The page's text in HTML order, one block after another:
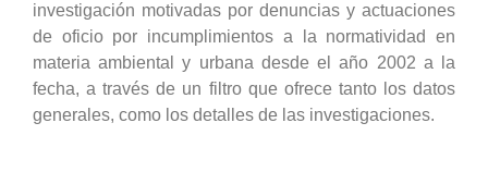
investigación motivadas por denuncias y actuaciones
de oficio por incumplimientos a la normatividad en
materia ambiental y urbana desde el año 2002 a la
fecha, a través de un filtro que ofrece tanto los datos
generales, como los detalles de las investigaciones.